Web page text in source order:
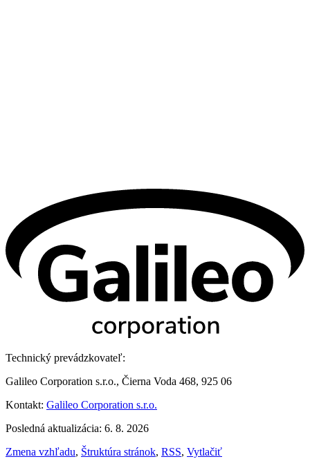
Technický prevádzkovateľ:
Galileo Corporation s.r.o., Čierna Voda 468, 925 06
Kontakt: Galileo Corporation s.r.o.
Posledná aktualizácia: 6. 8. 2026
Zmena vzhľadu, Štruktúra stránok, RSS, Vytlačiť